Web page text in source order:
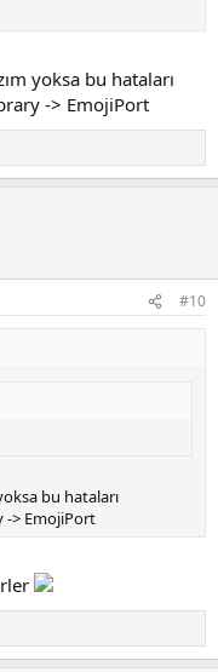
yoksa bu hataları
-> EmojiPort
#10
bu hataları
-> EmojiPort